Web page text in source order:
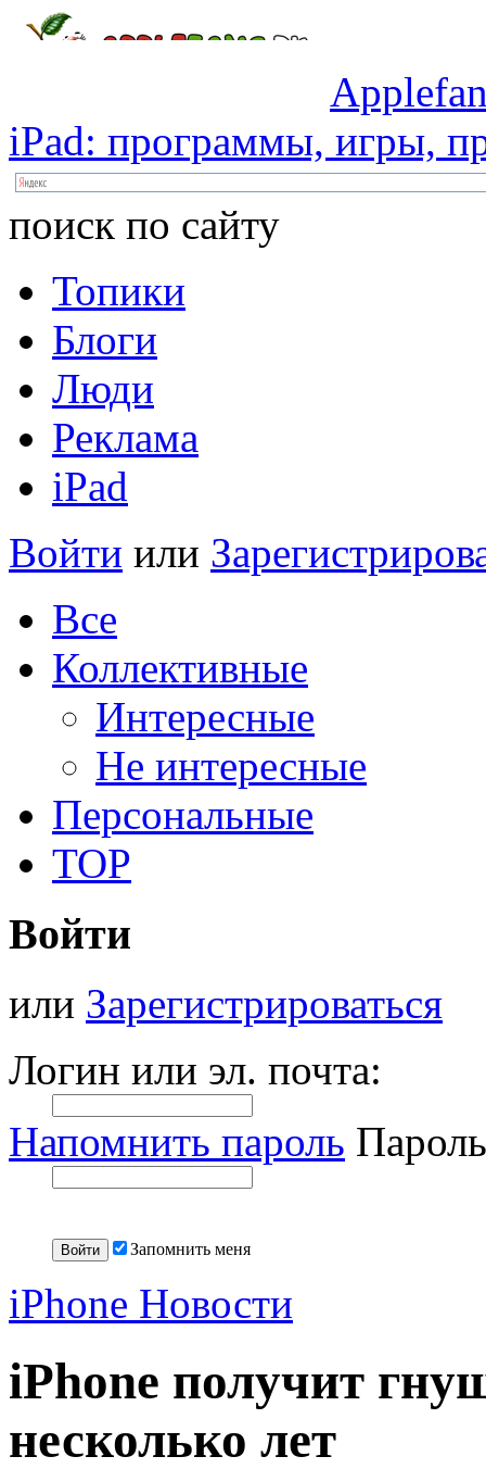
iPad: программы, игры,
поиск по сайту
Топики
Блоги
Люди
Реклама
iPad
Войти или
Все
Коллективные
Интересные
Не интересные
Персональные
TOP
Войти
или Зарегистрироваться
Логин или эл. почта:
Напомнить пароль
Запомнить меня
iPhone Новости
iPhone получит
несколько лет